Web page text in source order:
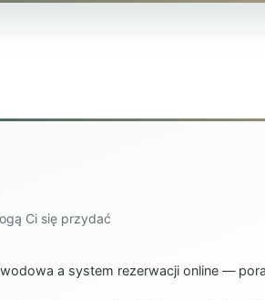
Ci się przydać
a system rezerwacji online —